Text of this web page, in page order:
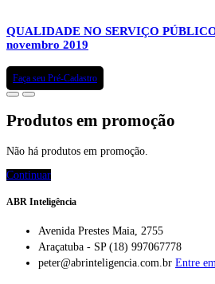
QUALIDADE NO SERVIÇO
novembro 2019
Faça seu Pré-Cadastro
Produtos em promoção
Não há produtos em promoção.
Continuar
ABR Inteligência
Avenida Prestes Maia, 2755
Araçatuba - SP (18) 997067778
peter@abrinteligencia.com.br Entre